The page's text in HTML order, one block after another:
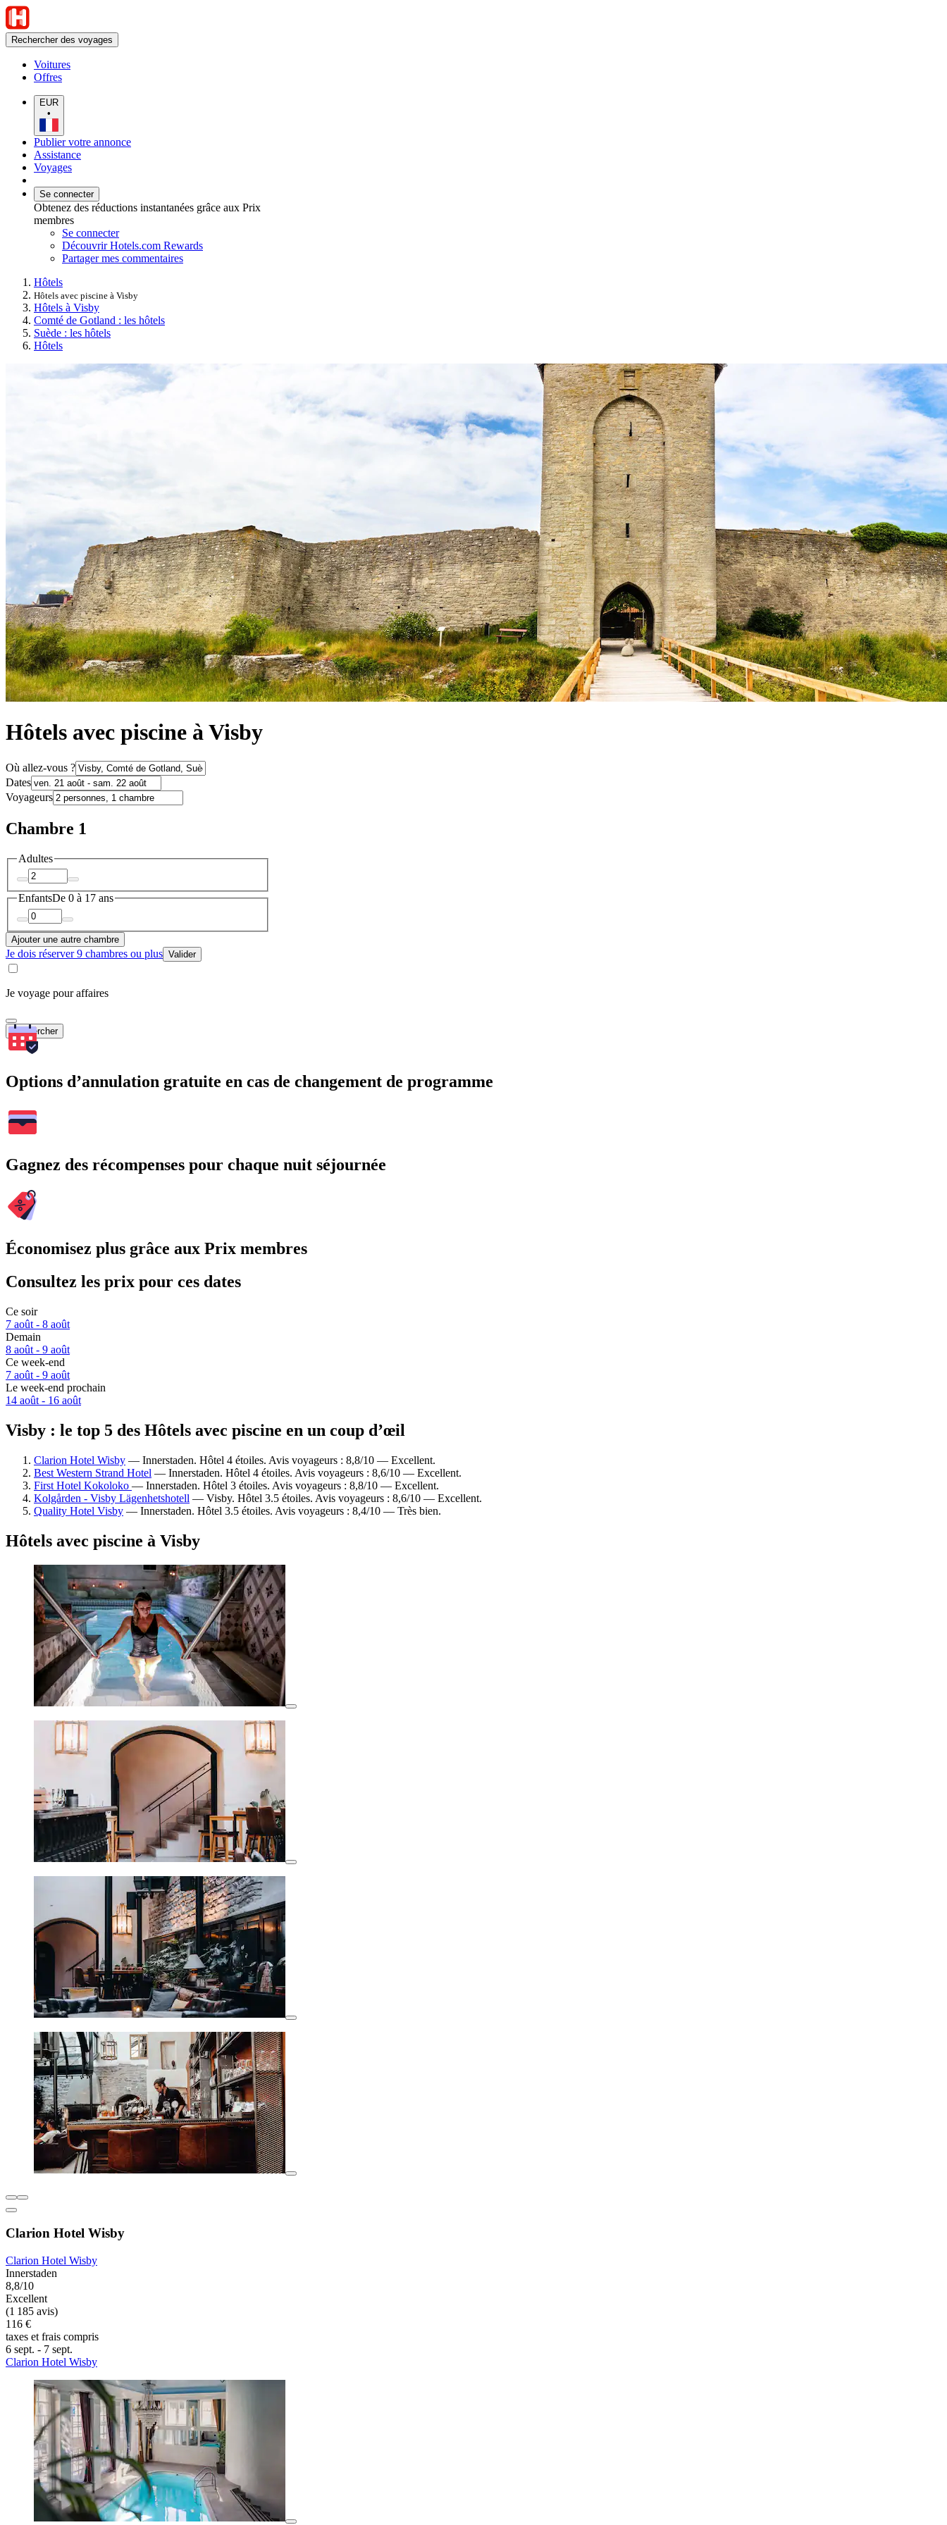
Rechercher des voyages
Voitures
Offres
EUR
•
Publier votre annonce
Assistance
Voyages
Se connecter
Obtenez des réductions instantanées grâce aux Prix
membres
Se connecter
Découvrir Hotels.com Rewards
Partager mes commentaires
Hôtels
Hôtels avec piscine à Visby
Hôtels à Visby
Comté de Gotland : les hôtels
Suède : les hôtels
Hôtels
Hôtels avec piscine à Visby
Où allez-vous ?
Dates
Voyageurs
Chambre 1
Adultes
EnfantsDe 0 à 17 ans
Ajouter une autre chambre
Je dois réserver 9 chambres ou plus Valider
Je voyage pour affaires
Rechercher
Options d’annulation gratuite en cas de changement de programme
Gagnez des récompenses pour chaque nuit séjournée
Économisez plus grâce aux Prix membres
Consultez les prix pour ces dates
Ce soir
7 août - 8 août
Demain
8 août - 9 août
Ce week-end
7 août - 9 août
Le week-end prochain
14 août - 16 août
Visby : le top 5 des Hôtels avec piscine en un coup d’œil
Clarion Hotel Wisby — Innerstaden. Hôtel 4 étoiles. Avis voyageurs : 8,8/10 — Excellent.
Best Western Strand Hotel — Innerstaden. Hôtel 4 étoiles. Avis voyageurs : 8,6/10 — Excellent.
First Hotel Kokoloko — Innerstaden. Hôtel 3 étoiles. Avis voyageurs : 8,8/10 — Excellent.
Kolgården - Visby Lägenhetshotell — Visby. Hôtel 3.5 étoiles. Avis voyageurs : 8,6/10 — Excellent.
Quality Hotel Visby — Innerstaden. Hôtel 3.5 étoiles. Avis voyageurs : 8,4/10 — Très bien.
Hôtels avec piscine à Visby
Clarion Hotel Wisby
Clarion Hotel Wisby
Innerstaden
8,8/10
Excellent
(1 185 avis)
116 €
taxes et frais compris
6 sept. - 7 sept.
Clarion Hotel Wisby